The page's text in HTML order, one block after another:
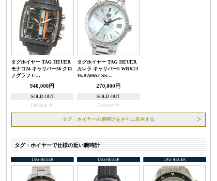
タグホイヤー TAG HEUER
モナコ24 キャリバー36 クロ
ノグラフ C…
940,000円
SOLD OUT
Favorite
タグホイヤー TAG HEUER
カレラ キャリバー5 WBK23
16.BA0652 SS…
270,000円
SOLD OUT
Favorite
タグ・ホイヤーの腕時計をさらに表示する
タグ・ホイヤーで仕様の近い腕時計
TAG HEUER TAG HEUER TAG HEUER